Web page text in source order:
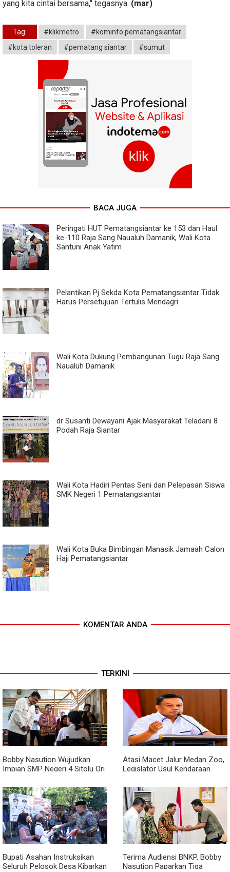
yang kita cintai bersama," tegasnya. (mar)
Tag: #klikmetro
#kominfo pematangsiantar
#kota toleran
#pematang siantar #sumut
BACA JUGA
Peringati HUT Pematangsiantar ke 153 dan Haul
ke-110 Raja Sang Naualuh Damanik, Wali Kota
Santuni Anak Yatim
Pelantikan Pj Sekda Kota Pematangsiantar Tidak
Harus Persetujuan Tertulis Mendagri
Wali Kota Dukung Pembangunan Tugu Raja Sang
Naualuh Damanik
dr Susanti Dewayani Ajak Masyarakat Teladani 8
Podah Raja Siantar
Wali Kota Hadiri Pentas Seni dan Pelepasan Siswa
SMK Negeri 1 Pematangsiantar
Wali Kota Buka Bimbingan Manasik Jamaah Calon
Haji Pematangsiantar
KOMENTAR ANDA
TERKINI
Bobby Nasution Wujudkan
Impian SMP Negeri 4 Sitolu Ori
Atasi Macet Jalur Medan Zoo,
Legislator Usul Kendaraan
Royal Sumatera
Bupati Asahan Instruksikan
Seluruh Pelosok Desa Kibarkan
Terima Audiensi BNKP, Bobby
Nasution Paparkan Tiga